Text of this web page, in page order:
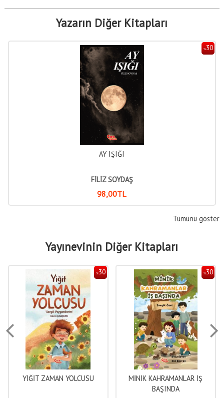
Yazarın Diğer Kitapları
%30
AY IŞIĞI
FİLİZ SOYDAŞ
98,00TL
Tümünü göster
Yayınevinin Diğer Kitapları
%30
YİĞİT ZAMAN YOLCUSU
%30
MİNİK KAHRAMANLAR İŞ
BAŞINDA